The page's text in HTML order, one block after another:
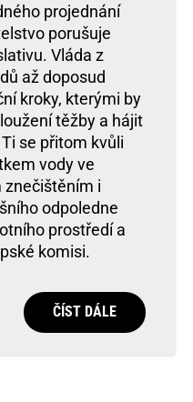
projednání
porušuje
Vláda z
až doposud
kroky, kterými by
těžby a hájit
se přitom kvůli
vody ve
znečištěním i
odpoledne
prostředí a
komisi.
ČÍST DÁLE